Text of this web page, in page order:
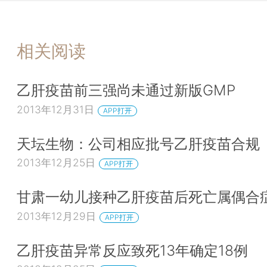
相关阅读
乙肝疫苗前三强尚未通过新版GMP
2013年12月31日 APP打开
天坛生物：公司相应批号乙肝疫苗合规
2013年12月25日 APP打开
甘肃一幼儿接种乙肝疫苗后死亡属偶合
2013年12月29日 APP打开
乙肝疫苗异常反应致死13年确定18例